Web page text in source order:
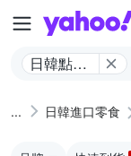
日韓點心
日韓進口零食